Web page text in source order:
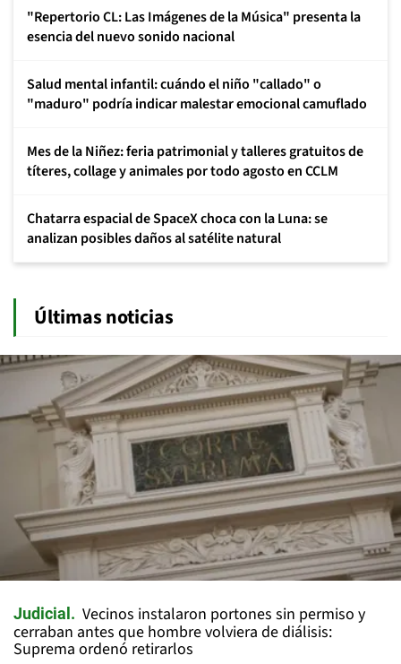
"Repertorio CL: Las Imágenes de la Música" presenta la
esencia del nuevo sonido nacional
Salud mental infantil: cuándo el niño "callado" o
"maduro" podría indicar malestar emocional camuflado
Mes de la Niñez: feria patrimonial y talleres gratuitos de
títeres, collage y animales por todo agosto en CCLM
Chatarra espacial de SpaceX choca con la Luna: se
analizan posibles daños al satélite natural
Últimas noticias
Judicial
Vecinos instalaron portones sin permiso y
cerraban antes que hombre volviera de diálisis:
Suprema ordenó retirarlos